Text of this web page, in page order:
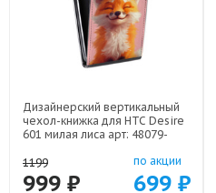
Дизайнерский вертикальный
чехол-книжка для HTC Desire
601 милая лиса арт: 48079-
1199
999 ₽
по акции
699 ₽